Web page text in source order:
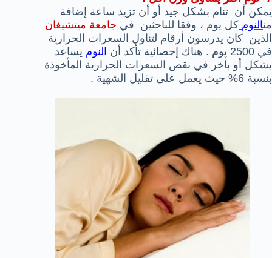
يمكن أن تنام بشكل جيد أو أن تزيد ساعة إضافة
منالنوم كل يوم ، وفقا للباحثين في جامعة ميتشيغان
الذين كان يدرسون أرقام لتناول السعرات الحرارية
في 2500 يوم . هناك إحصائية تأكد أن
النوم يساعد
بشكل أو بأخر في نقص السعرات الحرارية المأخوذة
بنسبة 6% حيث يعمل على تقليل الشهية .